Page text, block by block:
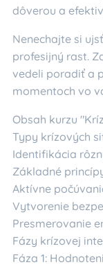
dôverou a
Nenechajte si
profesijný rast.
vedeli poradiť a
momentoch vo
Obsah kurzu
Typy krízových
Identifikácia
Základné
Aktívne
Vytvorenie
Presmerovanie
Fázy krízovej
Fáza 1: